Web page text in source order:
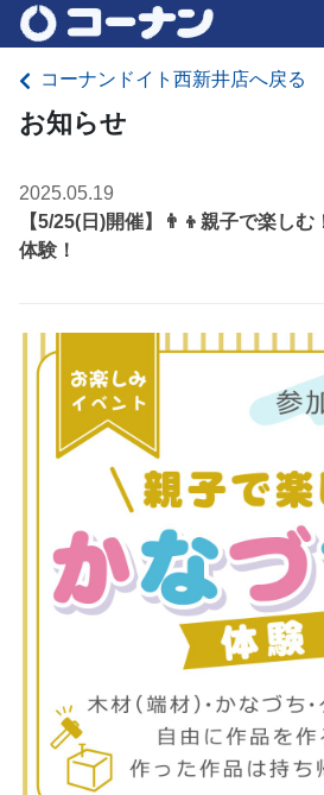
コーナンドイト西新井店へ戻る
お知らせ
2025.05.19
【5/25(日)開催】👨‍👦親子で楽し
体験！